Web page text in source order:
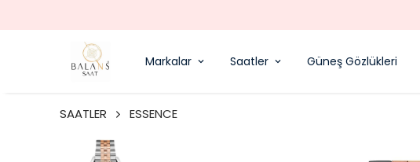
Markalar Saatler Güneş Gözlükleri
SAATLER ESSENCE